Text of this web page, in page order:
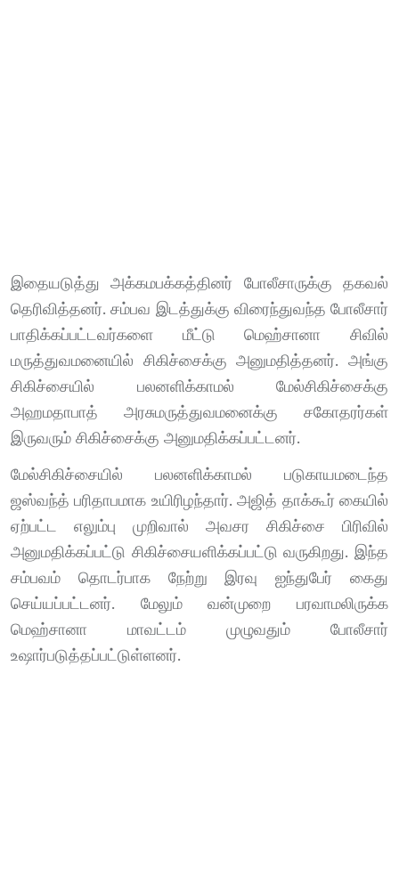
இதையடுத்து அக்கமபக்கத்தினர் போலீசாருக்கு தகவல்
தெரிவித்தனர். சம்பவ இடத்துக்கு விரைந்துவந்த போலீசார்
பாதிக்கப்பட்டவர்களை மீட்டு மெஹ்சானா சிவில்
மருத்துவமனையில் சிகிச்சைக்கு அனுமதித்தனர். அங்கு
சிகிச்சையில் பலனளிக்காமல் மேல்சிகிச்சைக்கு
அஹமதாபாத் அரசுமருத்துவமனைக்கு சகோதரர்கள்
இருவரும் சிகிச்சைக்கு அனுமதிக்கப்பட்டனர்.
மேல்சிகிச்சையில் பலனளிக்காமல் படுகாயமடைந்த
ஜஸ்வந்த் பரிதாபமாக உயிரிழந்தார். அஜித் தாக்கூர் கையில்
ஏற்பட்ட எலும்பு முறிவால் அவசர சிகிச்சை பிரிவில்
அனுமதிக்கப்பட்டு சிகிச்சையளிக்கப்பட்டு வருகிறது. இந்த
சம்பவம் தொடர்பாக நேற்று இரவு ஐந்துபேர் கைது
செய்யப்பட்டனர். மேலும் வன்முறை பரவாமலிருக்க
மெஹ்சானா மாவட்டம் முழுவதும் போலீசார்
உஷார்படுத்தப்பட்டுள்ளனர்.